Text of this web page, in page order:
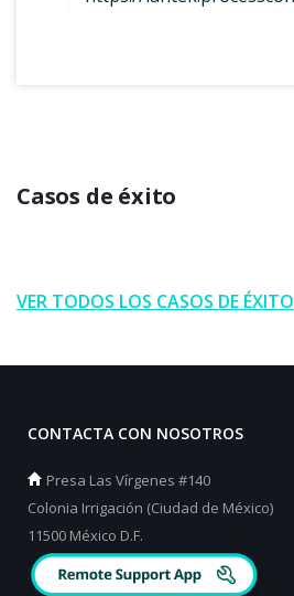
Casos de éxito
VER TODOS LOS CASOS DE ÉXITO
CONTACTA CON NOSOTROS
Presa Las Vírgenes #140
Colonia Irrigación (Ciudad de México)
11500 México D.F.